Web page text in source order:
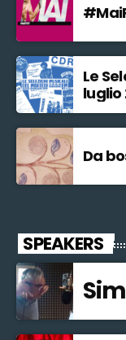
Le
luglio
Da
SPEAKERS